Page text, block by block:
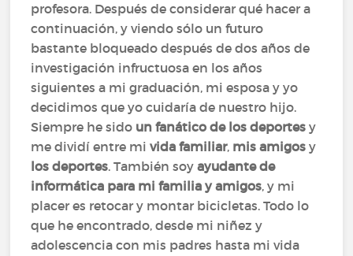
profesora. Después de considerar qué hacer a
continuación, y viendo sólo un futuro
bastante bloqueado después de dos años de
investigación infructuosa en los años
siguientes a mi graduación, mi esposa y yo
decidimos que yo cuidaría de nuestro hijo.
Siempre he sido un fanático de los deportesy
me dividí entre mivida familiar, mis amigos y
los deportes. También soyayudante de
informática para mi familia y amigos, y mi
placer es retocar y montar bicicletas. Todo lo
que he encontrado, desde mi niñez y
adolescencia con mis padres hasta mi vida